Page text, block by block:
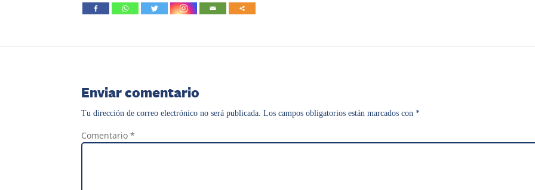
Enviar comentario
Tu dirección de correo electrónico no será publicada. Los campos obligatorios están marcados con *
Comentario *